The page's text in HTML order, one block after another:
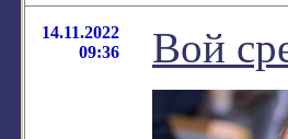
14.11.2022
09:36
Вой